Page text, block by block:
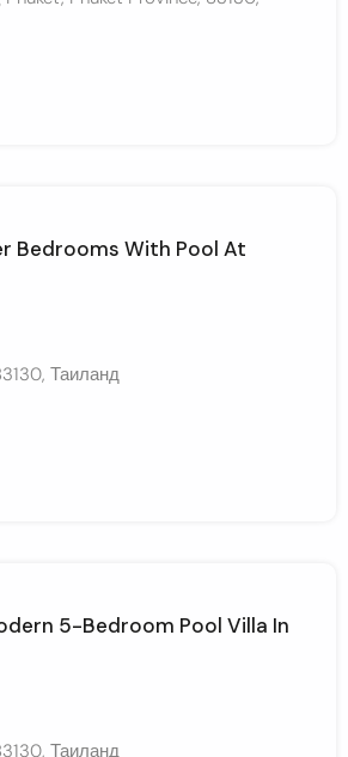
Bedrooms With Pool At
Таиланд
5-Bedroom Pool Villa In
Таиланд